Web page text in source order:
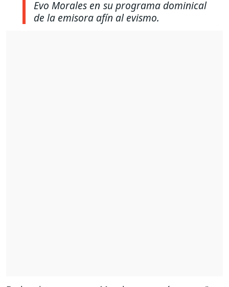
Evo Morales en su programa dominical
de la emisora afín al evismo.